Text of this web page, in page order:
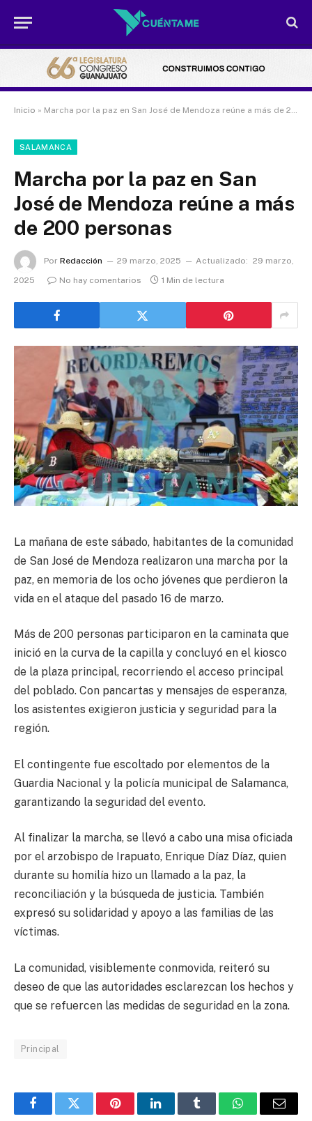
Inicio » Marcha por la paz en San José de Mendoza reúne a más de 200 personas
SALAMANCA
Marcha por la paz en San
José de Mendoza reúne a más
de 200 personas
Por Redacción 29 marzo, 2025 Actualizado: 29 marzo,
2025
No hay comentarios 1 Min de lectura
La mañana de este sábado, habitantes de la comunidad
de San José de Mendoza realizaron una marcha por la
paz, en memoria de los ocho jóvenes que perdieron la
vida en el ataque del pasado 16 de marzo.
Más de 200 personas participaron en la caminata que
inició en la curva de la capilla y concluyó en el kiosco
de la plaza principal, recorriendo el acceso principal
del poblado. Con pancartas y mensajes de esperanza,
los asistentes exigieron justicia y seguridad para la
región.
El contingente fue escoltado por elementos de la
Guardia Nacional y la policía municipal de Salamanca,
garantizando la seguridad del evento.
Al finalizar la marcha, se llevó a cabo una misa oficiada
por el arzobispo de Irapuato, Enrique Díaz Díaz, quien
durante su homilía hizo un llamado a la paz, la
reconciliación y la búsqueda de justicia. También
expresó su solidaridad y apoyo a las familias de las
víctimas.
La comunidad, visiblemente conmovida, reiteró su
deseo de que las autoridades esclarezcan los hechos y
que se refuercen las medidas de seguridad en la zona.
Principal
FacebookTwitter PinterestLinkedInTumblr WhatsAppEmail